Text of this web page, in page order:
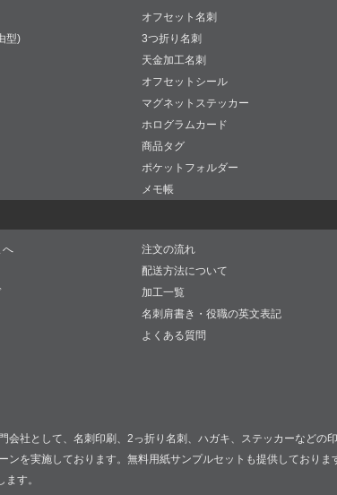
型)
オフセット名刺
3つ折り名刺
天金加工名刺
オフセットシール
マグネットステッカー
ホログラムカード
商品タグ
ポケットフォルダー
メモ帳
へ 注文の流れ
配送方法について
加工一覧
名刺肩書き・役職の英文表記
よくある質問
会社として、名刺印刷、2っ折り名刺、ハガキ、ステッカーなどの
ンを実施しております。無料用紙サンプルセットも提供しており
す。